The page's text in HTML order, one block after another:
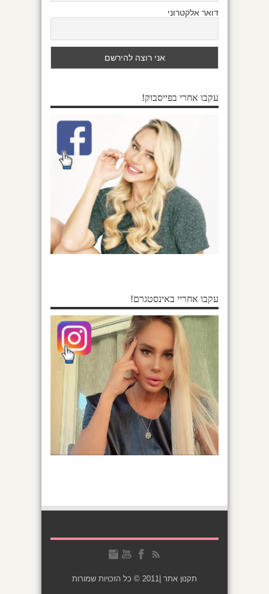
דואר אלקטרוני
עקבו אחרי בפייסבוק!
עקבו אחריי באינסטגרם!
תקנון אתר |2011 © כל הזכויות שמורות